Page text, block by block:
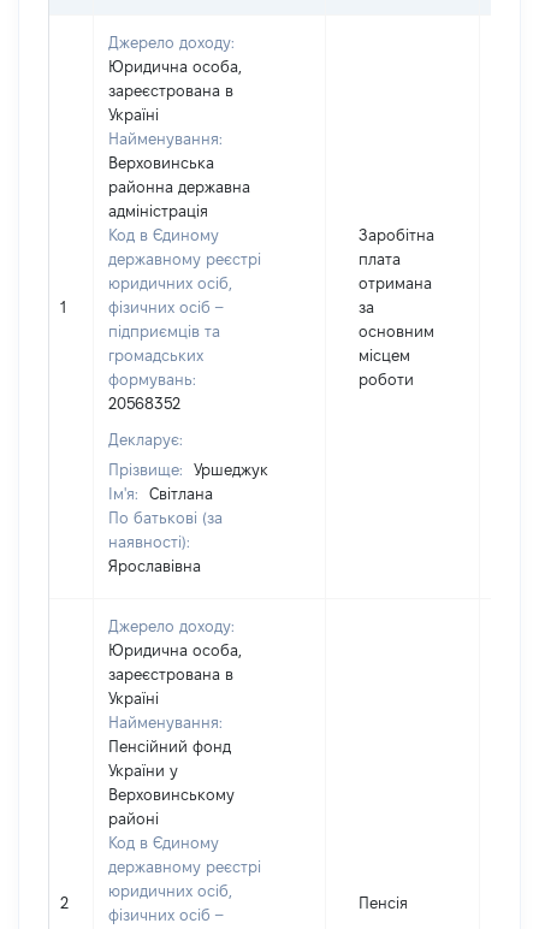
1
Джерело доходу:
Юридична особа,
зареєстрована в
Україні
Найменування:
Верховинська
районна державна
адміністрація
Код в Єдиному
державному реєстрі
юридичних осіб,
фізичних осіб –
підприємців та
громадських
формувань:
20568352
Декларує:
Прізвище:
Уршеджук
Ім'я:
Світлана
По батькові (за
наявності):
Ярославівна
Заробітна
плата
отримана
за
основним
місцем
роботи
2
Джерело доходу:
Юридична особа,
зареєстрована в
Україні
Найменування:
Пенсійний фонд
України у
Верховинському
районі
Код в Єдиному
державному реєстрі
юридичних осіб,
фізичних осіб –
Пенсія